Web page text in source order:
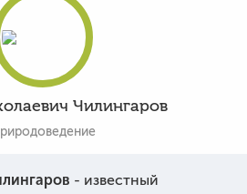
Чилингаров
- известный